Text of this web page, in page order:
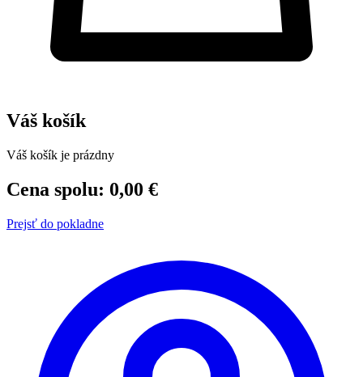
Váš košík
Váš košík je prázdny
Cena spolu: 0,00 €
Prejsť do pokladne